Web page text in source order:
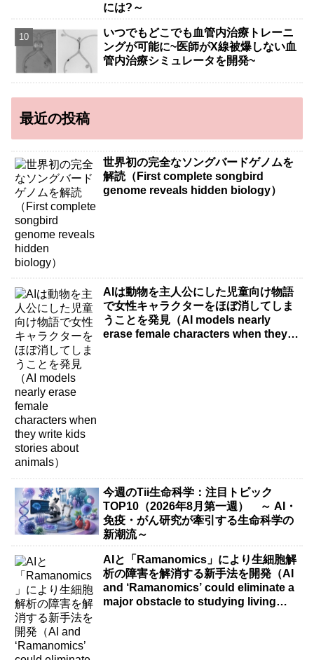
には?～
いつでもどこでも血管内治療トレーニ
ングが可能に~医師がX線被爆しない血
管内治療シミュレータを開発~
最近の投稿
世界初の完全なソングバードゲノムを
解読（First complete songbird
genome reveals hidden biology）
AIは動物を主人公にした児童向け物語
で女性キャラクターをほぼ消してしま
うことを発見（AI models nearly
erase female characters when they
今週のTii生命科学：注目トピック
TOP10（2026年8月第一週） ～ AI・
免疫・がん研究が牽引する生命科学の
新潮流～
AIと「Ramanomics」により生細胞解
析の障害を解消する新手法を開発（AI
and ‘Ramanomics’ could eliminate a
major obstacle to studying living